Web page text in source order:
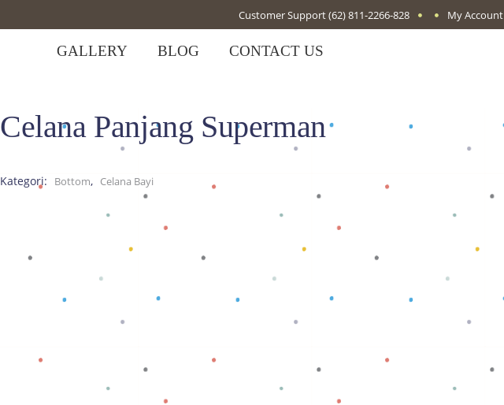
Customer Support(62) 811-2266-828 My Account
GALLERY BLOG CONTACT US
Celana Panjang Superman
Kategori: Bottom, Celana Bayi